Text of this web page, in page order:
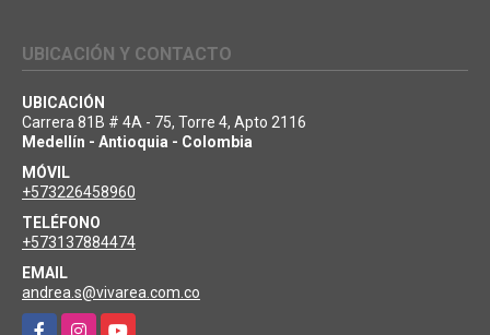
UBICACIÓN Y CONTACTO
UBICACIÓN
Carrera 81B # 4A - 75, Torre 4, Apto 2116
Medellín - Antioquia - Colombia
MÓVIL
+573226458960
TELÉFONO
+573137884474
EMAIL
andrea.s@vivarea.com.co
FacebookInstagramYouTube